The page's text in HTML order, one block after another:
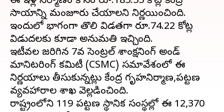
సాయాన్ని మంజూరు చేయాలని నిర్ణయించింది.
ఇందులో భాగంగా తొలి విడతగా రూ.74.22 కోట్ల
విడుదలకు కూడా అనుమతి ఇచ్చింది.
ఇటీవల జరిగిన 7వ సెంట్రల్ శాంక్షనింగ్ అండ్
మానిటరింగ్ కమిటీ (CSMC) సమావేశంలో ఈ
నిర్ణయాలు తీసుకున్నట్లు కేంద్ర గృహనిర్మాణ,పట్టణ
వ్యవహారాల శాఖ వెల్లడించింది.
రాష్ట్రంలోని 119 పట్టణ స్థానిక సంస్థల్లో ఈ 12,370